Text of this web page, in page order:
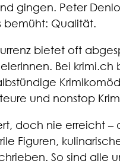
gingen. Peter
bemüht: Qualität.
bietet oft
Bei
und nonstop
doch nie erreicht –
Figuren,
So sind alle